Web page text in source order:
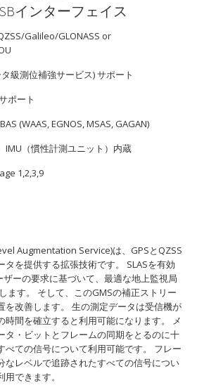
インターフェイス
Galileo/GLONASS or
級測位補強サービス) サポート
ポート
(WAAS, EGNOS, MSAS, GAGAN)
IMU（慣性計測ユニット）内蔵
1,2,3,9
Augmentation Service)は、GPSとQZSS
を提供する拡張技術です。 SLASを有効
ザーの要求に基づいて、最適な地上監視局
ます。 そして、このGMSの補正ストリー
を改善します。 生の測定データは受信機が
時間を確立すると利用可能になります。 メ
タ・ビットとフレームの同期をとるのに十
べての信号について利用可能です。 フレー
なレベルで追跡されたすべての信号につい
できます。